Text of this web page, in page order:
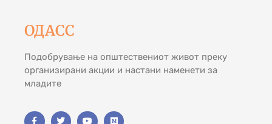
ОДАСС
Подобрување на општествениот живот преку
организирани акции и настани наменети за
младите